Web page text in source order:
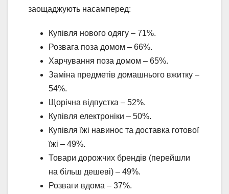
заощаджують насамперед:
Купівля нового одягу – 71%.
Розвага поза домом – 66%.
Харчування поза домом – 65%.
Заміна предметів домашнього вжитку –
54%.
Щорічна відпустка – 52%.
Купівля електроніки – 50%.
Купівля їжі навинос та доставка готової
їжі – 49%.
Товари дорожчих брендів (перейшли
на більш дешеві) – 49%.
Розваги вдома – 37%.